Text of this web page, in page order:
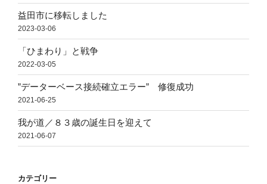
益田市に移転しました
2023-03-06
「ひまわり」と戦争
2022-03-05
”データーベース接続確立エラー” 修復成功
2021-06-25
我が道／８３歳の誕生日を迎えて
2021-06-07
カテゴリー